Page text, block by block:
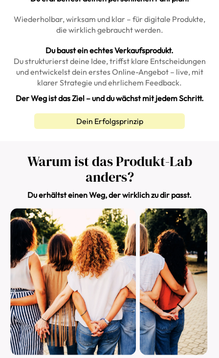
Wiederholbar, wirksam und klar – für digitale Produkte,
die wirklich gebraucht werden.
Du baust ein echtes Verkaufsprodukt.
Du strukturierst deine Idee, triffst klare Entscheidungen
und entwickelst dein erstes Online-Angebot – live, mit
klarer Strategie und ehrlichem Feedback.
Der Weg ist das Ziel – und du wächst mit jedem Schritt.
Dein Erfolgsprinzip
Warum ist das Produkt-Lab
anders?
Du erhältst einen Weg, der wirklich zu dir passt.